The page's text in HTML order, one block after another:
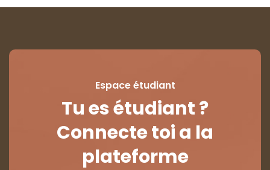
Espace étudiant
Tu es étudiant ?
Connecte toi a la
plateforme